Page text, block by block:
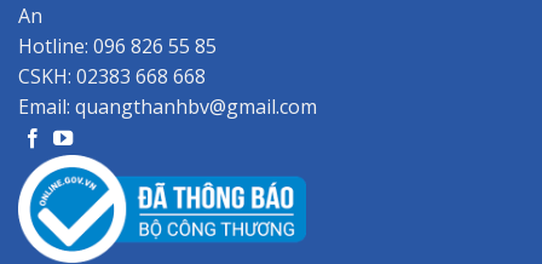
An
Hotline: 096 826 55 85
CSKH: 02383 668 668
Email: quangthanhbv@gmail.com